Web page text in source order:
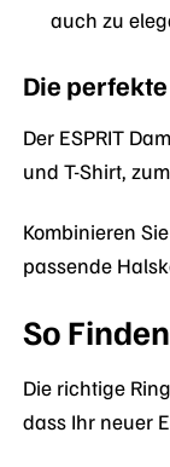
auch zu
Die
Der ESPRIT
und T-Shirt,
Kombinieren
passende
So
Die richtige
dass Ihr neuer